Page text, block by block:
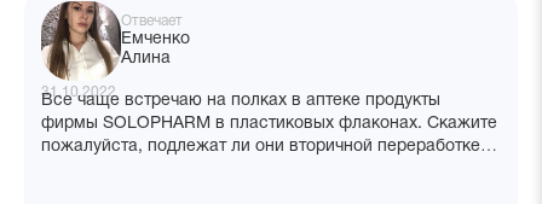
Отвечает
Емченко
Алина
31.10.2022
Все чаще встречаю на полках в аптеке продукты
фирмы SOLOPHARM в пластиковых флаконах. Скажите
пожалуйста, подлежат ли они вторичной переработке,